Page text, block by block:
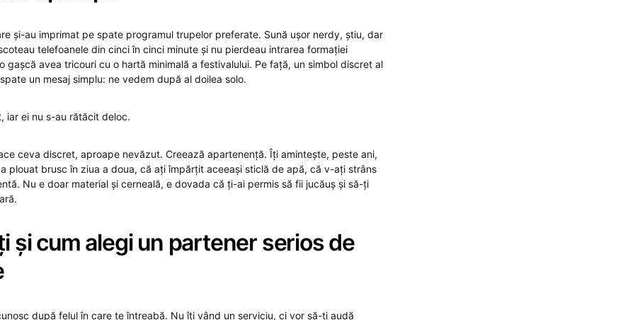
și-au imprimat pe spate programul trupelor preferate. Sună ușor nerdy, știu, dar
telefoanele din cinci în cinci minute și nu pierdeau intrarea formației
gașcă avea tricouri cu o hartă minimală a festivalului. Pe față, un simbol discret al
un mesaj simplu: ne vedem după al doilea solo.
iar ei nu s-au rătăcit deloc.
ceva discret, aproape nevăzut. Creează apartenență. Îți amintește, peste ani,
plouat brusc în ziua a doua, că ați împărțit aceeași sticlă de apă, că v-ați strâns
Nu e doar material și cerneală, e dovada că ți-ai permis să fii jucăuș și să-ți
și cum alegi un partener serios de
după felul în care te întreabă. Nu îți vând un serviciu, ci vor să-ți audă